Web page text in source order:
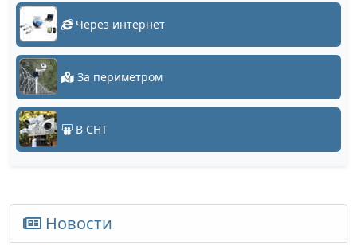
Через интернет
За периметром
В СНТ
Новости